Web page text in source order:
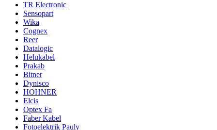
TR Electronic
Sensopart
Wika
Cognex
Reer
Datalogic
Helukabel
Prakab
Bitner
Dynisco
HOHNER
Elcis
Optex Fa
Faber Kabel
Fotoelektrik Pauly